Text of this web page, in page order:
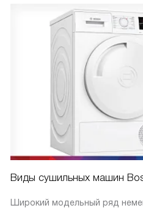
Виды сушильных машин
Широкий модельный ряд